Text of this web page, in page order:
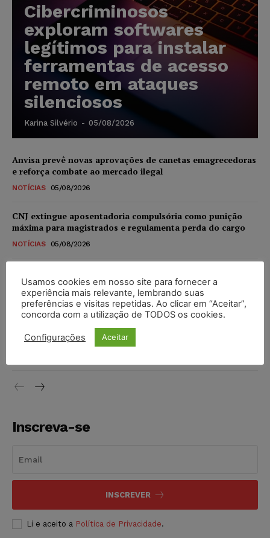
Cibercriminosos
exploram softwares
legítimos para instalar
ferramentas de acesso
remoto em ataques
silenciosos
Karina Silvério - 05/08/2026
Anvisa prevê novas aprovações de canetas emagrecedoras
e reforça combate ao mercado ilegal
NOTÍCIAS 05/08/2026
CNJ extingue aposentadoria compulsória como punição
máxima para magistrados e regulamenta perda do cargo
NOTÍCIAS 05/08/2026
Moraes contra senador Alessandro Vieira
NOTÍCIAS 05/08/2026
Conselho Nacional de Justiça determina afastamento da
juíza Gabriela Hardt por dois anos
Inscreva-se
INSCREVER
Li e aceito a Política de Privacidade.
Usamos cookies em nosso site para fornecer a
experiência mais relevante, lembrando suas
preferências e visitas repetidas. Ao clicar em “Aceitar”,
concorda com a utilização de TODOS os cookies.
Configurações Aceitar